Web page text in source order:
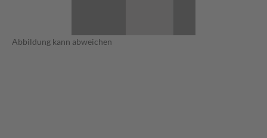
Abbildung kann abweichen